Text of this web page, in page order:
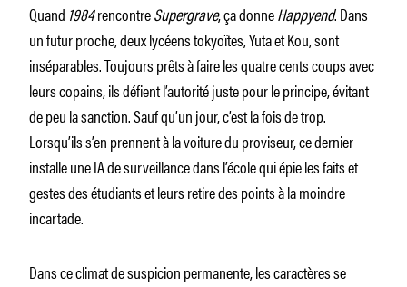
Quand 1984rencontreSupergrave, ça donneHappyend. Dans
un futur proche, deux lycéens tokyoïtes, Yuta et Kou, sont
inséparables. Toujours prêts à faire les quatre cents coups avec
leurs copains, ils défient l’autorité juste pour le principe, évitant
de peu la sanction. Sauf qu’un jour, c’est la fois de trop.
Lorsqu’ils s’en prennent à la voiture du proviseur, ce dernier
installe une IA de surveillance dans l’école qui épie les faits et
gestes des étudiants et leurs retire des points à la moindre
incartade.
Dans ce climat de suspicion permanente, les caractères se